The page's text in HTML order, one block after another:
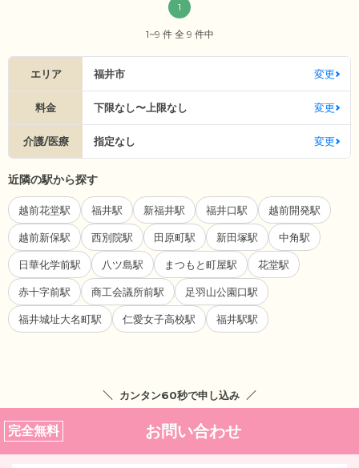
1
1~9 件 全 9 件中
エリア 福井市 変更
料金 下限なし〜上限なし 変更
介護/医療 指定なし 変更
近隣の駅から探す
越前花堂駅 福井駅 新福井駅 福井口駅 越前開発駅
越前新保駅 西別院駅 田原町駅 新田塚駅 中角駅
日華化学前駅 八ツ島駅 まつもと町屋駅 花堂駅
赤十字前駅 商工会議所前駅 足羽山公園口駅
福井城址大名町駅 仁愛女子高校駅 福井駅駅
カンタン60秒で申し込み
完全無料 お問い合わせ